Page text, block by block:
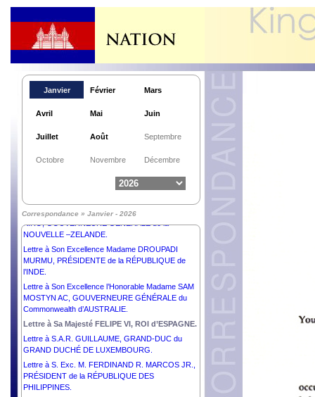
Janvier Février Mars
Avril Mai Juin
Juillet Août Septembre
Octobre Novembre Décembre
Correspondance » Janvier - 2026
MALAISIE.
DISANAYAKA, PRÉSIDENT de la RÉPUBLIQUE
Lettre à Son Excellence la Très Honorable CINDY
KIRO, GOUVERNEURE GÉNÉRALE de la
NOUVELLE –ZELANDE.
Lettre à Son Excellence Madame DROUPADI
MURMU, PRÉSIDENTE de la RÉPUBLIQUE de
l’INDE.
Lettre à Son Excellence l’Honorable Madame SAM
MOSTYN AC, GOUVERNEURE GÉNÉRALE du
Commonwealth d’AUSTRALIE.
Lettre à Sa Majesté FELIPE VI, ROI d’ESPAGNE.
Lettre à S.A.R. GUILLAUME, GRAND-DUC du
GRAND DUCHÉ DE LUXEMBOURG.
Lettre à S. Exc. M. FERDINAND R. MARCOS JR.,
PRÉSIDENT de la RÉPUBLIQUE DES
PHILIPPINES.